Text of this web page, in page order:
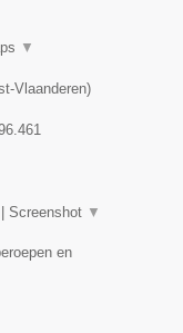
▼
Vlaanderen)
Screenshot ▼
en